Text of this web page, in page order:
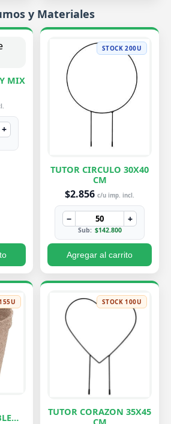
y Materiales
MIX
+
STOCK 200U
TUTOR CIRCULO 30X40
CM
$2.856 c/u imp. incl.
− +
Sub: $142.800
Agregar al carrito
STOCK 100U
TUTOR CORAZON 35X45